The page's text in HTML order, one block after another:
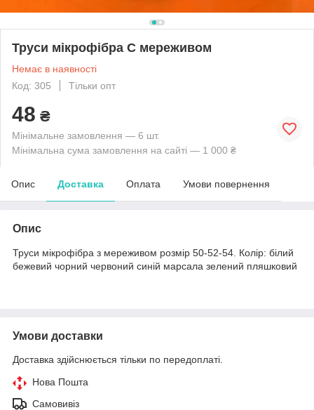
Труси мікрофібра С мереживом
Немає в наявності
Код: 305
Тільки опт
48 ₴
Мінімальне замовлення — 6 шт.
Мінімальна сума замовлення на сайті — 1 000 ₴
Опис Доставка Оплата Умови повернення
Опис
Труси мікрофібра з мереживом розмір 50-52-54. Колір: білий
бежевий чорний червоний синій марсала зелений пляшковий
Умови доставки
Доставка здійснюється тільки по передоплаті.
Нова Пошта
Самовивіз